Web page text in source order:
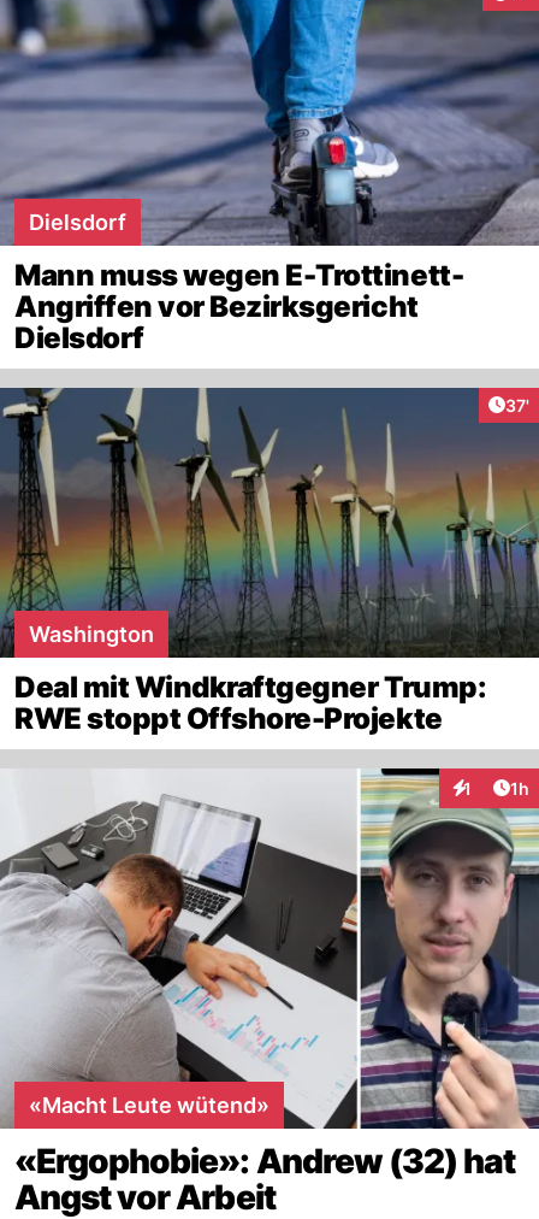
Dielsdorf
Mann muss wegen E-Trottinett-
Angriffen vor Bezirksgericht
Dielsdorf
37'
Washington
Deal mit Windkraftgegner Trump:
RWE stoppt Offshore-Projekte
1 1h
«Macht Leute wütend»
«Ergophobie»: Andrew (32) hat
Angst vor Arbeit